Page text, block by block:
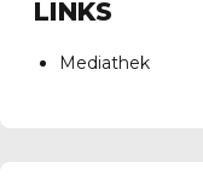
LINKS
Mediathek